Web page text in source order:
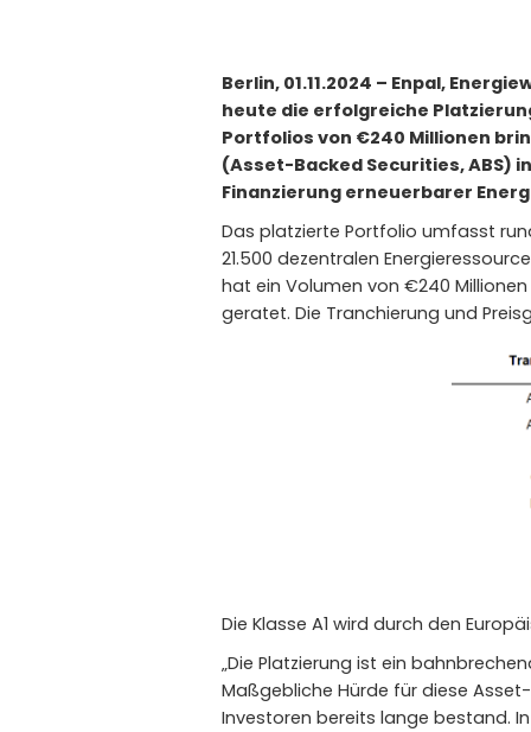
Berlin, 01.11.2024 – Enpal,
heute die erfolgreiche
Portfolios von €240 Millionen
(Asset-Backed Securities, ABS)
Finanzierung erneuerbarer
Das platzierte Portfolio umfasst
21.500 dezentralen
hat ein Volumen von €240
geratet. Die Tranchierung und
Die Klasse A1 wird durch den
„Die Platzierung ist ein
Maßgebliche Hürde für diese
Investoren bereits lange bestand.